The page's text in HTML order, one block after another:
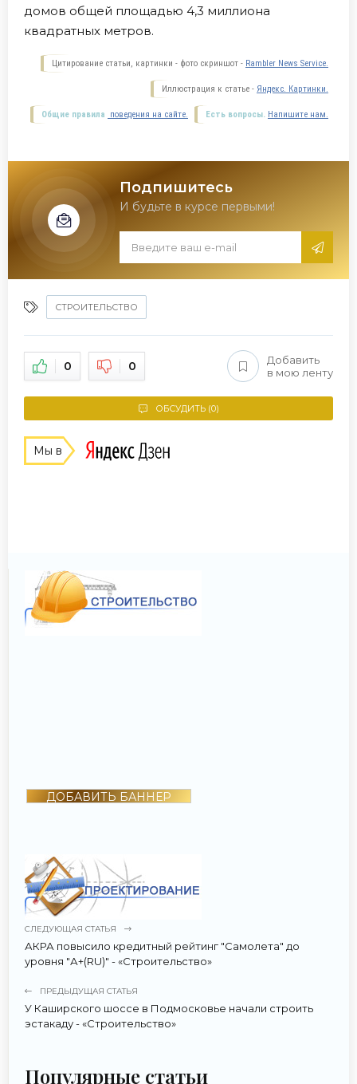
домов общей площадью 4,3 миллиона
квадратных метров.
Цитирование статьи, картинки - фото скриншот - Rambler News Service.
Иллюстрация к статье - Яндекс. Картинки.
Есть вопросы. Напишите нам.
Общие правила поведения на сайте.
Подпишитесь
И будьте в курсе первыми!
СТРОИТЕЛЬСТВО
0 0
Добавить
в мою ленту
ОБСУДИТЬ (0)
Мы в
ДОБАВИТЬ БАННЕР
СЛЕДУЮЩАЯ СТАТЬЯ
АКРА повысило кредитный рейтинг "Самолета" до
уровня "А+(RU)" - «Строительство»
ПРЕДЫДУЩАЯ СТАТЬЯ
У Каширского шоссе в Подмосковье начали строить
эстакаду - «Строительство»
Популярные статьи